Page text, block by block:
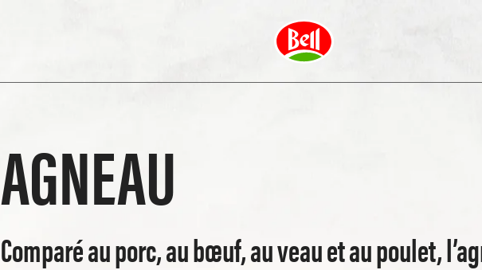
AGNEAU
Comparé au porc, au bœuf, au veau et au poulet,